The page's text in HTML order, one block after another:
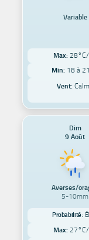
Variable
Max:
Min: 18 à
Vent:
Dim
9 Août
Averses/
5-10mm
Probabilité :
Max: